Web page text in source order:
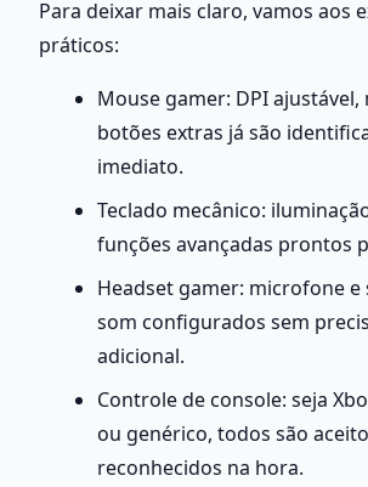
Para deixar mais claro, vamos aos
práticos:
Mouse gamer: DPI ajustável,
botões extras já são
imediato.
Teclado mecânico:
funções avançadas prontos
Headset gamer: microfone e
som configurados sem
adicional.
Controle de console: seja
ou genérico, todos são
reconhecidos na hora.